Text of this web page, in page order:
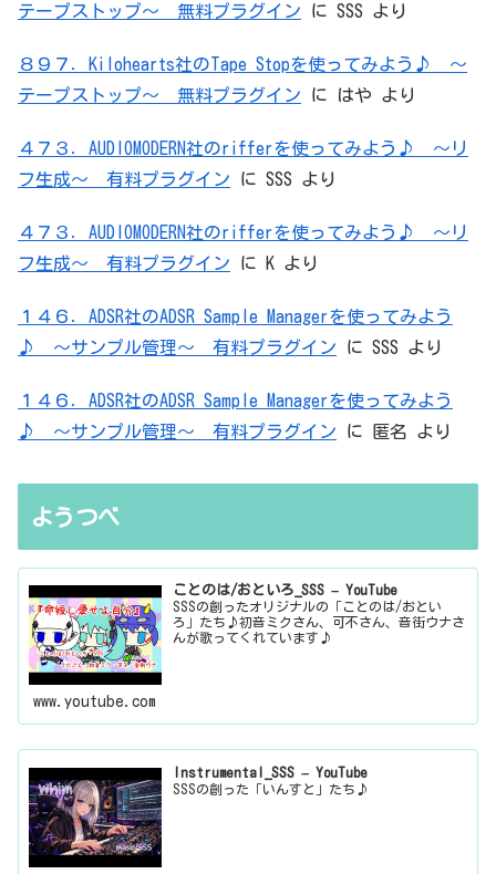
テープストップ～ 無料プラグイン に SSS より
８９７．Kilohearts社のTape Stopを使ってみよう♪ ～
テープストップ～ 無料プラグイン に はや より
４７３．AUDIOMODERN社のrifferを使ってみよう♪ ～リ
フ生成～ 有料プラグイン に SSS より
４７３．AUDIOMODERN社のrifferを使ってみよう♪ ～リ
フ生成～ 有料プラグイン に K より
１４６．ADSR社のADSR Sample Managerを使ってみよう
♪ ～サンプル管理～ 有料プラグイン に SSS より
１４６．ADSR社のADSR Sample Managerを使ってみよう
♪ ～サンプル管理～ 有料プラグイン に 匿名 より
ようつべ
ことのは/おといろ_SSS – YouTube
SSSの創ったオリジナルの「ことのは/おとい
ろ」たち♪初音ミクさん、可不さん、音街ウナさ
んが歌ってくれています♪
www.youtube.com
Instrumental_SSS – YouTube
SSSの創った「いんすと」たち♪